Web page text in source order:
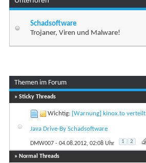
Schadsoftware
Trojaner, Viren und Malware!
Themen im Forum
» Sticky Threads
Wichtig: [Warnung] kinox.to verteilt
Java Drive-By Schadsoftware
DMW007 - 04.08.2012, 02:08 Uhr 1 2
» Normal Threads